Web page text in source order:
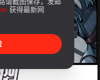
获得最新网